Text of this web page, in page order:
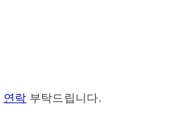
연락 부탁드립니다.